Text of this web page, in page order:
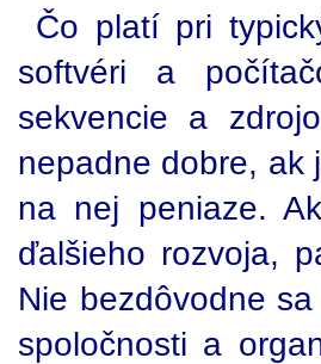
Čo platí pri
softvéri a
sekvencie a
nepadne dobre, ak
na nej peniaze.
ďalšieho rozvoja,
Nie bezdôvodne
spoločnosti a